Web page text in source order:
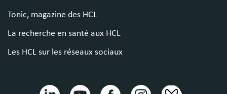
Tonic, magazine des HCL
La recherche en santé aux HCL
Les HCL sur les réseaux sociaux